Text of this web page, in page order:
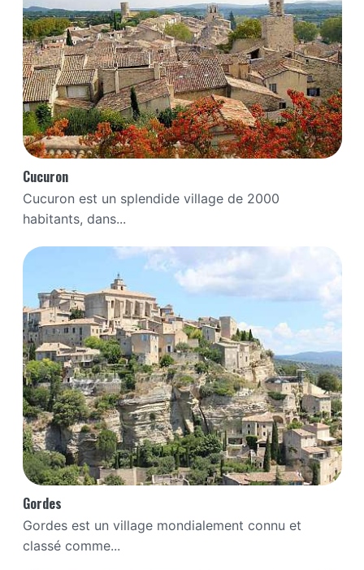
Cucuron
Cucuron est un splendide village de 2000
habitants, dans...
Gordes
Gordes est un village mondialement connu et
classé comme...